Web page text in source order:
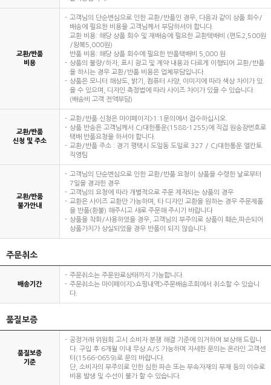
교환/반품
비용
고객님의 단순변심으로 인한 교환/반품인 경우, 다음과 같이 상품 회수/
배송에 필요한 비용을 고객님께서 부담하셔야 합니다.
교환 비용: 해당 상품 회수 및 재배송에 필요한 교환택배비 (편도2,500원
/왕복5,000원)
반품 비용: 해당 상품 회수에 필요한 반품택배비 5,000 원
상품의 불량/하자, 표시 광고 및 계약 내용과 다르게 이행되어 교환/반품
을 하시는 경우 교환/반품 비용은 업체부담입니다.
상품은 모니터 해상도, 밝기, 컴퓨터 사양, 이미지에 따라 색상 차이가 있
을 수 있으며, 디자인 측정법에 따라 사이즈 차이가 있을 수 있습니다.
(배송비 고객 전액부담)
교환/반품
신청 및 주소
교환/반품 신청은 마이페이지>1:1문의에서 접수하십시오.
상품 반송은 고객님께서 CJ대한통운(1588-1255)에 직접 원송장번호로
택배 반품요청을 하셔야 합니다.
교환/반품 주소 : 경기 평택시 도일동 도일로 327 / CJ대한통운 엘칸토
직영팀
교환/반품
불가안내
고객님의 단순변심으로 인한 교환/반품 요청이 상품을 수령한 날로부터
7일을 경과한 경우
고객님의 요청에 따라 개별적으로 주문 제작되는 상품의 경우
교환은 사이즈 교환만 가능하며, 타 디자인 교환을 원하는 경우 주문제품
을 반품(환불) 해주시고 새로 주문해 주시기 바랍니다
상품을 착화/사용하였을 경우, 고객님의 부주의로 상품이 훼손,파손되어
상품가치가 상실되었을 경우 반품이 되지 않습니다.
주문취소
배송기간
주문취소는 주문완료상태까지 가능합니다.
주문취소는 마이페이지>쇼핑내역>주문배송조회에서 취소할 수 있습니
다.
품질보증
품질보증
기준
공정거래 위원회 고시 소비자 분쟁 해결 기준에 의거하여 보상해 드립니
다. 구입 후 6개월 이내 무상 A/S 가능하며 자세한 문의는 온라인 고객센
터(1566-0659)로 문의 바랍니다.
단, 소비자의 부주의로 인한 심한 파손 또는 부속자재의 부재 등의 이슈로
비용 발생 및 수선이 불가 할 수 있습니다.